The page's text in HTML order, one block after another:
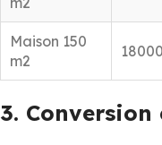
Maison 150
m2
3. Conversion